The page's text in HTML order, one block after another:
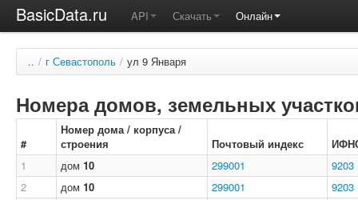
BasicData.ru API Скачать Онлайн
.. / г Севастополь / ул 9 Января
Номера домов, земельных
#
Номер дома / корпуса /
строения
Почтовый индекс
1
дом 10 299001
9203
2
дом 10 299001
9203